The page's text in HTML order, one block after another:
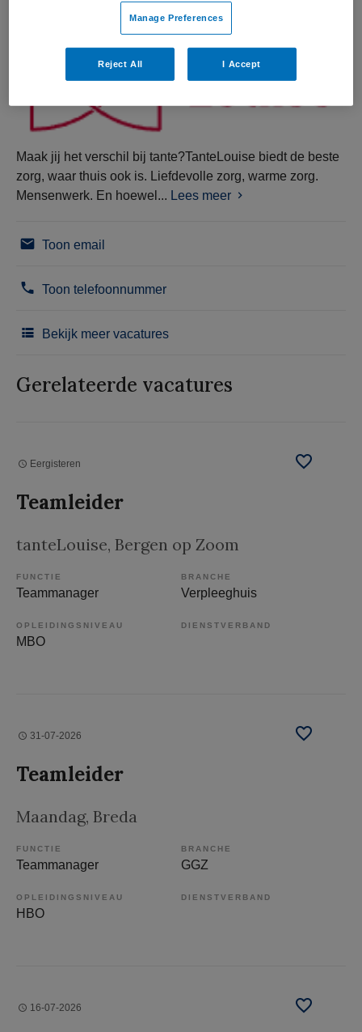
Maak jij het verschil bij tante?TanteLouise biedt de beste
zorg, waar thuis ook is. Liefdevolle zorg, warme zorg.
Mensenwerk. En hoewel... Lees meer
Toon email
Toon telefoonnummer
Bekijk meer vacatures
Gerelateerde vacatures
Eergisteren
Teamleider
tanteLouise, Bergen op Zoom
FUNCTIE
Teammanager
BRANCHE
Verpleeghuis
OPLEIDINGSNIVEAU
MBO
DIENSTVERBAND
31-07-2026
Teamleider
Maandag, Breda
FUNCTIE
Teammanager
BRANCHE
GGZ
OPLEIDINGSNIVEAU
HBO
DIENSTVERBAND
16-07-2026
Manage Preferences
Reject All I Accept